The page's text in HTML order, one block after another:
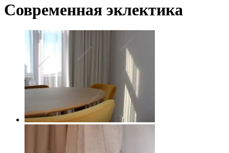
Современная эклектика